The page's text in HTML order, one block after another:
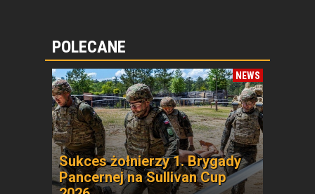
POLECANE
NEWS
Sukces żołnierzy 1. Brygady
Pancernej na Sullivan Cup